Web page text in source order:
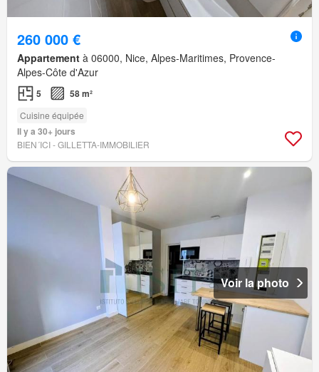
260 000 €
Appartement à 06000, Nice, Alpes-Maritimes, Provence-
Alpes-Côte d'Azur
5 58 m²
Cuisine équipée
Il y a 30+ jours
BIEN´ICI - GILLETTA-IMMOBILIER
Voir la photo